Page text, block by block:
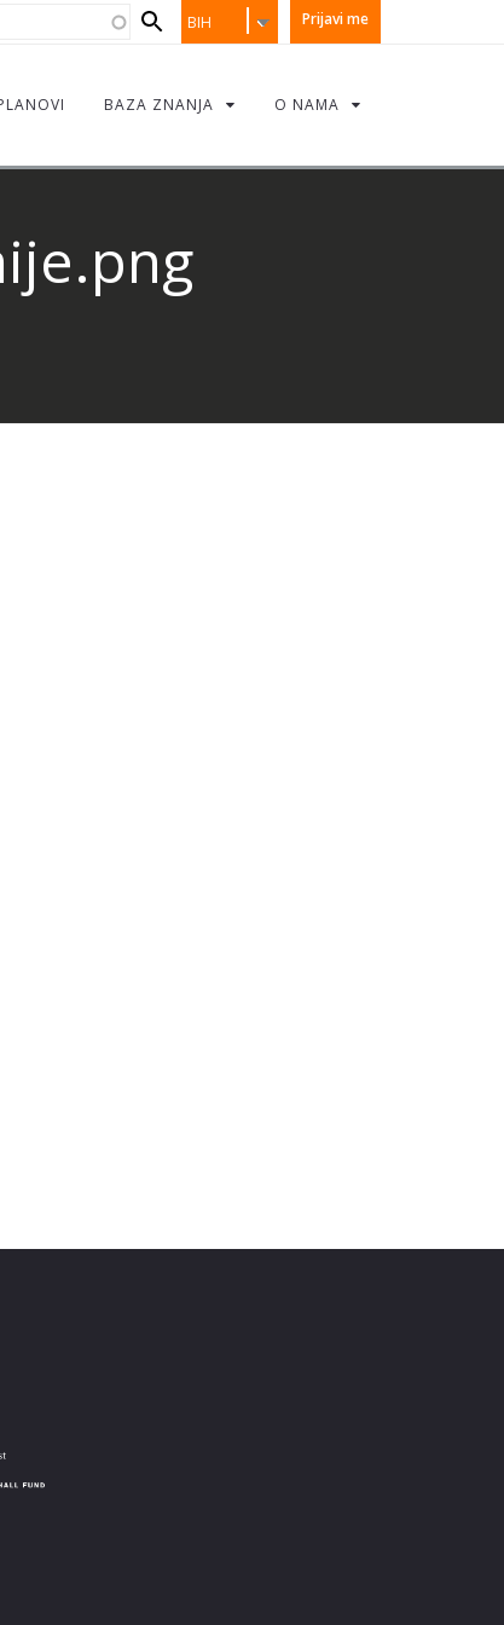
Prijavi me
BIH
BAZA ZNANJA O NAMA